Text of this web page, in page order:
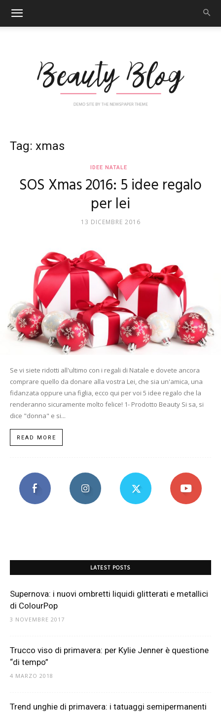
Art
Tag: xmas
IDEE NATALE
SOS Xmas 2016: 5 idee regalo
per lei
13 DICEMBRE 2016
Se vi siete ridotti all'ultimo con i regali di Natale e dovete ancora
comprare quello da donare alla vostra Lei, che sia un'amica, una
fidanzata oppure una figlia, ecco qui per voi 5 idee regalo che la
renderanno sicuramente molto felice! 1- Prodotto Beauty Si sa, si
dice "donna" e si...
READ MORE
LATEST POSTS
Supernova: i nuovi ombretti liquidi glitterati e metallici
di ColourPop
3 NOVEMBRE 2017
Trucco viso di primavera: per Kylie Jenner è questione
“di tempo”
4 MARZO 2018
Trend unghie di primavera: i tatuaggi semipermanenti